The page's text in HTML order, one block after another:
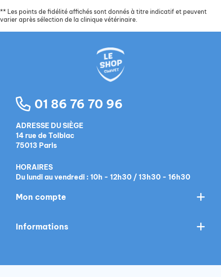
** Les points de fidélité affichés sont donnés à titre indicatif et peuvent
varier après sélection de la clinique vétérinaire.
01 86 76 70 96
ADRESSE DU SIÈGE
14 rue de Tolbiac
75013 Paris
HORAIRES
Du lundi au vendredi : 10h - 12h30 / 13h30 - 16h30
Mon compte
Informations